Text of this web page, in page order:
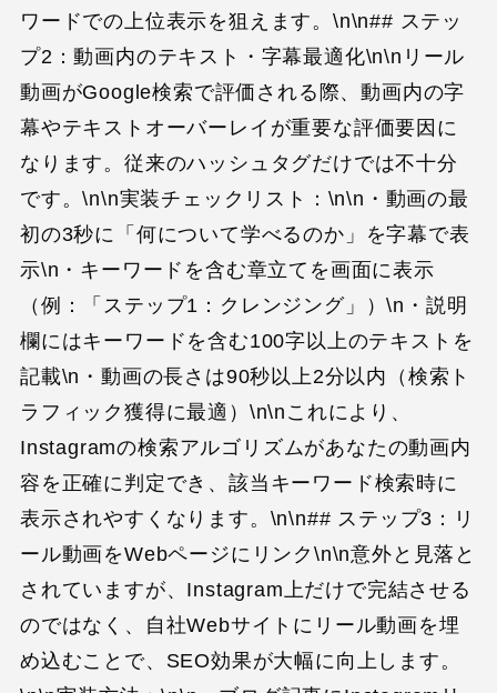
ワードでの上位表示を狙えます。\n\n## ステッ
プ2：動画内のテキスト・字幕最適化\n\nリール
動画がGoogle検索で評価される際、動画内の字
幕やテキストオーバーレイが重要な評価要因に
なります。従来のハッシュタグだけでは不十分
です。\n\n実装チェックリスト：\n\n・動画の最
初の3秒に「何について学べるのか」を字幕で表
示\n・キーワードを含む章立てを画面に表示
（例：「ステップ1：クレンジング」）\n・説明
欄にはキーワードを含む100字以上のテキストを
記載\n・動画の長さは90秒以上2分以内（検索ト
ラフィック獲得に最適）\n\nこれにより、
Instagramの検索アルゴリズムがあなたの動画内
容を正確に判定でき、該当キーワード検索時に
表示されやすくなります。\n\n## ステップ3：リ
ール動画をWebページにリンク\n\n意外と見落と
されていますが、Instagram上だけで完結させる
のではなく、自社Webサイトにリール動画を埋
め込むことで、SEO効果が大幅に向上します。